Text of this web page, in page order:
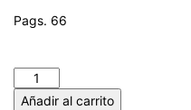
Pags. 66
Añadir al carrito